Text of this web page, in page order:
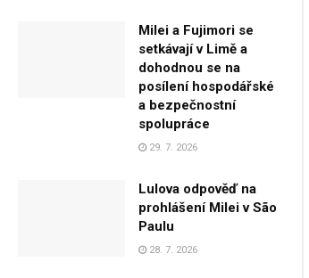
Milei a Fujimori se
setkávají v Limě a
dohodnou se na
posílení hospodářské
a bezpečnostní
spolupráce
29. 7. 2026
Lulova odpověď na
prohlášení Milei v São
Paulu
28. 7. 2026